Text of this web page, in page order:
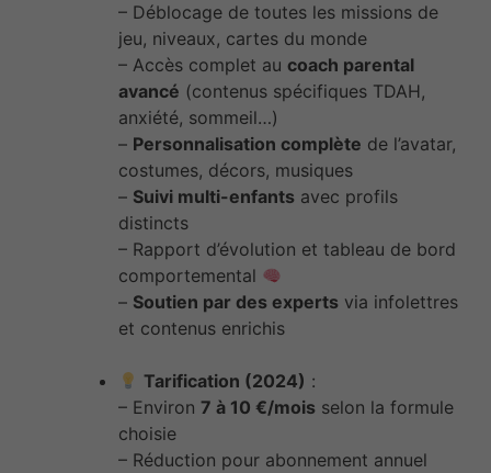
– Déblocage de toutes les missions de
jeu, niveaux, cartes du monde
– Accès complet au coach parental
avancé (contenus spécifiques TDAH,
anxiété, sommeil…)
– Personnalisation complète de l’avatar,
costumes, décors, musiques
– Suivi multi-enfants avec profils
distincts
– Rapport d’évolution et tableau de bord
comportemental
– Soutien par des experts via infolettres
et contenus enrichis
Tarification (2024) :
– Environ 7 à 10 €/mois selon la formule
choisie
– Réduction pour abonnement annuel